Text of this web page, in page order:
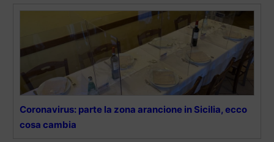
Coronavirus: parte la zona arancione in Sicilia, ecco
cosa cambia